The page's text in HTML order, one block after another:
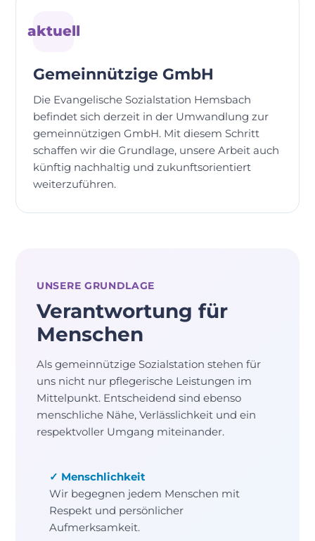
aktuell
Gemeinnützige GmbH
Die Evangelische Sozialstation Hemsbach
befindet sich derzeit in der Umwandlung zur
gemeinnützigen GmbH. Mit diesem Schritt
schaffen wir die Grundlage, unsere Arbeit auch
künftig nachhaltig und zukunftsorientiert
weiterzuführen.
UNSERE GRUNDLAGE
Verantwortung für
Menschen
Als gemeinnützige Sozialstation stehen für
uns nicht nur pflegerische Leistungen im
Mittelpunkt. Entscheidend sind ebenso
menschliche Nähe, Verlässlichkeit und ein
respektvoller Umgang miteinander.
✓ Menschlichkeit
Wir begegnen jedem Menschen mit
Respekt und persönlicher
Aufmerksamkeit.